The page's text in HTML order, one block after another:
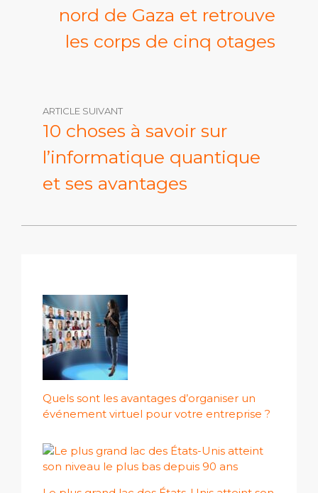
nord de Gaza et retrouve
les corps de cinq otages
ARTICLE SUIVANT
10 choses à savoir sur
l’informatique quantique
et ses avantages
Quels sont les avantages d’organiser un
événement virtuel pour votre entreprise ?